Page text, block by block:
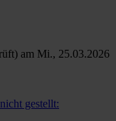
am Mi., 25.03.2026
gestellt: